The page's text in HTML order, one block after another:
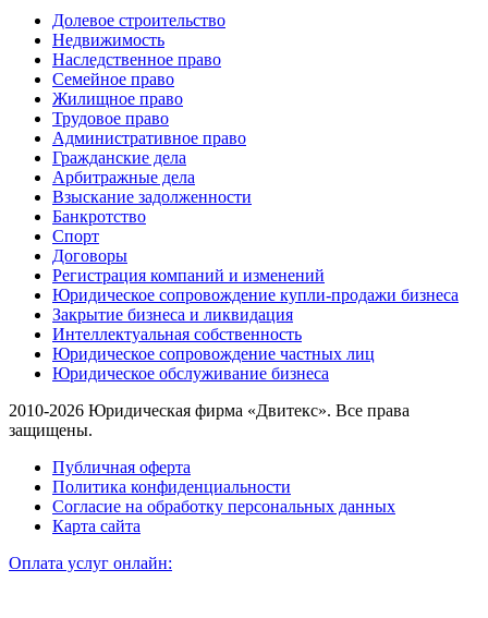
Долевое строительство
Недвижимость
Наследственное право
Семейное право
Жилищное право
Трудовое право
Административное право
Гражданские дела
Арбитражные дела
Взыскание задолженности
Банкротство
Спорт
Договоры
Регистрация компаний и изменений
Юридическое сопровождение купли-продажи бизнеса
Закрытие бизнеса и ликвидация
Интеллектуальная собственность
Юридическое сопровождение частных лиц
Юридическое обслуживание бизнеса
2010-2026 Юридическая фирма «Двитекс». Все права
защищены.
Публичная оферта
Политика конфиденциальности
Согласие на обработку персональных данных
Карта сайта
Оплата услуг онлайн: